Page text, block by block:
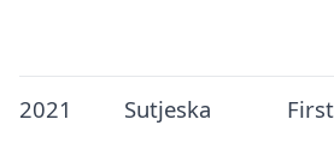
2021 Sutjeska